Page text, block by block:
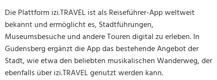
Die Plattform izi.TRAVEL ist als Reiseführer-App weltweit
bekannt und ermöglicht es, Stadtführungen,
Museumsbesuche und andere Touren digital zu erleben. In
Gudensberg ergänzt die App das bestehende Angebot der
Stadt, wie etwa den beliebten musikalischen Wanderweg, der
ebenfalls über izi.TRAVEL genutzt werden kann.